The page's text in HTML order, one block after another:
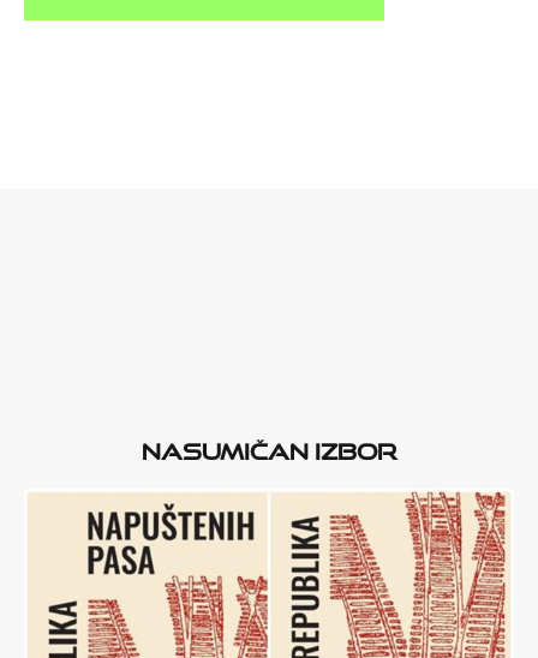
Nasumičan izbor